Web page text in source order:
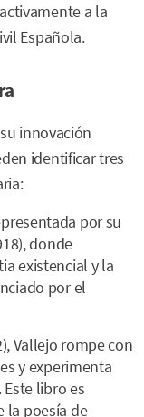
a la
Española.
innovación
identificar tres
por su
donde
existencial y la
por el
Vallejo rompe con
y experimenta
libro es
la poesía de